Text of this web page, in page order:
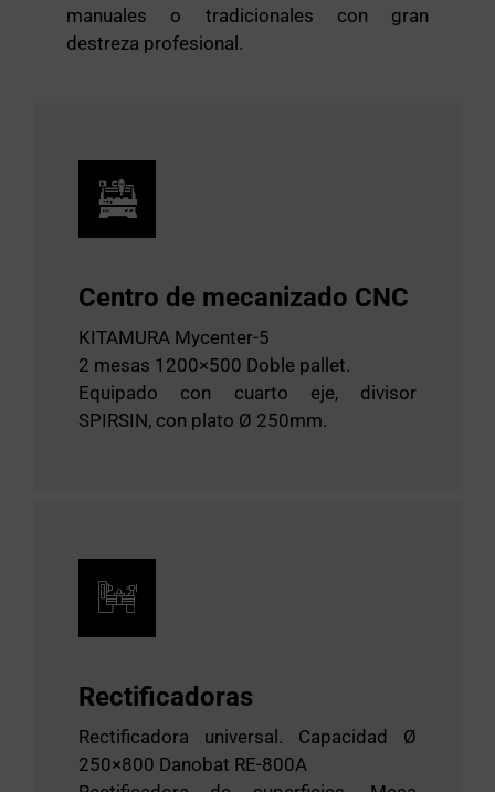
manuales o tradicionales con gran
destreza profesional.
Centro de mecanizado CNC
KITAMURA Mycenter-5
2 mesas 1200×500 Doble pallet.
Equipado con cuarto eje, divisor
SPIRSIN, con plato Ø 250mm.
Rectificadoras
Rectificadora universal. Capacidad Ø
250×800 Danobat RE-800A